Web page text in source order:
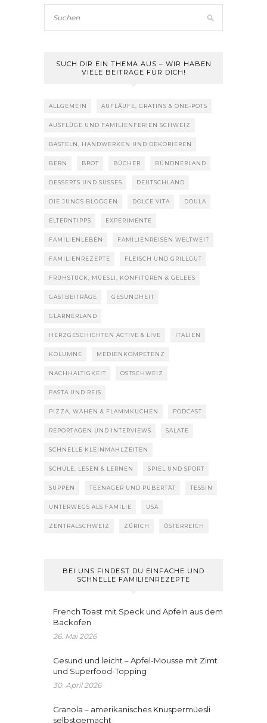
SUCH DIR EIN THEMA AUS – WIR HABEN
VIELE BEITRÄGE FÜR DICH!
ALLGEMEIN AUFLÄUFE, GRATINS & ONE-POTS
AUSFLÜGE UND FAMILIENFERIEN SCHWEIZ
BASTELN, HANDWERKEN UND DEKORIEREN
BERN BROT BÜCHER BÜNDNERLAND
DESSERTS UND SÜSSES DEUTSCHLAND
DIE JUNGS BLOGGEN DOLCE VITA DOULA
ELTERNTIPPS EXPERIMENTE
FAMILIENLEBEN FAMILIENREISEN WELTWEIT
FAMILIENREZEPTE FLEISCH UND GRILLGUT
FRÜHSTÜCK, MÜESLI, KONFITÜREN & GELEES
GASTBEITRÄGE GESUNDHEIT
GLARNERLAND
HERZGESCHICHTEN ACTIVE & LIVE ITALIEN
KOLUMNE MEDIENKOMPETENZ
NACHHALTIGKEIT OSTSCHWEIZ
PASTA UND REIS
PIZZA, WÄHEN & FLAMMKUCHEN PODCAST
REPORTAGEN UND INTERVIEWS SALATE
SCHNELLE KLEINMAHLZEITEN
SCHULE, LESEN & LERNEN SPIEL UND SPORT
SUPPEN TEENAGER UND PUBERTÄT TESSIN
UNTERWEGS ALS FAMILIE USA
ZENTRALSCHWEIZ ZÜRICH ÖSTERREICH
BEI UNS FINDEST DU EINFACHE UND
SCHNELLE FAMILIENREZEPTE
French Toast mit Speck und Äpfeln aus dem
Backofen
26. Mai 2026
Gesund und leicht – Apfel-Mousse mit Zimt
und Superfood-Topping
30. April 2026
Granola – amerikanisches Knuspermüesli
selbstgemacht